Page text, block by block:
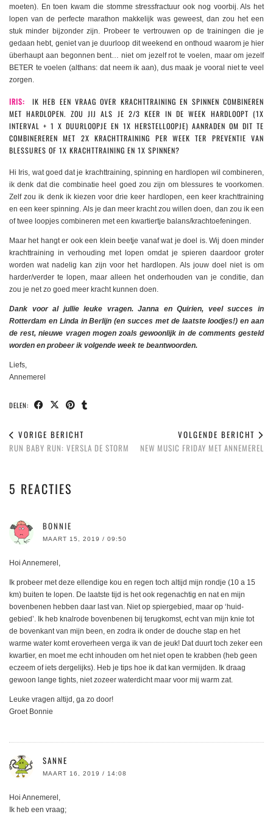
moeten). En toen kwam die stomme stressfractuur ook nog voorbij. Als het
lopen van de perfecte marathon makkelijk was geweest, dan zou het een
stuk minder bijzonder zijn. Probeer te vertrouwen op de trainingen die je
gedaan hebt, geniet van je duurloop dit weekend en onthoud waarom je hier
überhaupt aan begonnen bent… niet om jezelf rot te voelen, maar om jezelf
BETER te voelen (althans: dat neem ik aan), dus maak je vooral niet te veel
zorgen.
IRIS:
IK HEB EEN VRAAG OVER KRACHTTRAINING EN SPINNEN COMBINEREN
MET HARDLOPEN. ZOU JIJ ALS JE 2/3 KEER IN DE WEEK HARDLOOPT (1X
INTERVAL + 1 X DUURLOOPJE EN 1X HERSTELLOOPJE) AANRADEN OM DIT TE
COMBINEREREN MET 2X KRACHTTRAINING PER WEEK TER PREVENTIE VAN
BLESSURES OF 1X KRACHTTRAINING EN 1X SPINNEN?
Hi Iris, wat goed dat je krachttraining, spinning en hardlopen wil combineren,
ik denk dat die combinatie heel goed zou zijn om blessures te voorkomen.
Zelf zou ik denk ik kiezen voor drie keer hardlopen, een keer krachttraining
en een keer spinning. Als je dan meer kracht zou willen doen, dan zou ik een
of twee loopjes combineren met een kwartiertje balans/krachtoefeningen.
Maar het hangt er ook een klein beetje vanaf wat je doel is. Wij doen minder
krachttraining in verhouding met lopen omdat je spieren daardoor groter
worden wat nadelig kan zijn voor het hardlopen. Als jouw doel niet is om
harder/verder te lopen, maar alleen het onderhouden van je conditie, dan
zou je net zo goed meer kracht kunnen doen.
Dank voor al jullie leuke vragen. Janna en Quirien, veel succes in
Rotterdam en Linda in Berlijn (en succes met de laatste loodjes!) en aan
de rest, nieuwe vragen mogen zoals gewoonlijk in de comments gesteld
worden en probeer ik volgende week te beantwoorden.
Liefs,
Annemerel
DELEN:
VORIGE BERICHT
RUN BABY RUN: VERSLA DE STORM
VOLGENDE BERICHT
NEW MUSIC FRIDAY MET ANNEMEREL
5 REACTIES
BONNIE
MAART 15, 2019 / 09:50
Hoi Annemerel,
Ik probeer met deze ellendige kou en regen toch altijd mijn rondje (10 a 15
km) buiten te lopen. De laatste tijd is het ook regenachtig en nat en mijn
bovenbenen hebben daar last van. Niet op spiergebied, maar op ‘huid-
gebied’. Ik heb knalrode bovenbenen bij terugkomst, echt van mijn knie tot
de bovenkant van mijn been, en zodra ik onder de douche stap en het
warme water komt eroverheen verga ik van de jeuk! Dat duurt toch zeker een
kwartier, en moet me echt inhouden om het niet open te krabben (heb geen
eczeem of iets dergelijks). Heb je tips hoe ik dat kan vermijden. Ik draag
gewoon lange tights, niet zozeer waterdicht maar voor mij warm zat.
Leuke vragen altijd, ga zo door!
Groet Bonnie
SANNE
MAART 16, 2019 / 14:08
Hoi Annemerel,
Ik heb een vraag;